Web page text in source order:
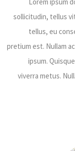
Lorem ipsum
sollicitudin, tellus
tellus, eu
pretium est. Nullam
ipsum.
viverra metus.